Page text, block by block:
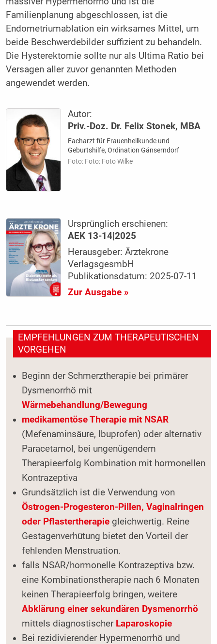
Familienplanung abgeschlossen, ist die
Endometriumablation ein wirksames Mittel, um
beide Beschwerdebilder suffizient zu behandeln.
Die Hysterektomie sollte nur als Ultima Ratio bei
Versagen aller zuvor genannten Methoden
angewendet werden.
Autor:
Priv.-Doz. Dr. Felix Stonek, MBA
Facharzt für Frauenheilkunde und
Geburtshilfe, Ordination Gänserndorf
Foto: Foto: Foto Wilke
Ursprünglich erschienen:
AEK 13-14|2025
Herausgeber: Ärztekrone
VerlagsgesmbH
Publikationsdatum: 2025-07-11
Zur Ausgabe »
EMPFEHLUNGEN ZUM THERAPEUTISCHEN
VORGEHEN
Beginn der Schmerztherapie bei primärer
Dysmenorrhö mit
Wärmebehandlung/Bewegung
medikamentöse Therapie mit NSAR
(Mefenaminsäure, Ibuprofen) oder alternativ
Paracetamol, bei ungenügendem
Therapieerfolg Kombination mit hormonellen
Kontrazeptiva
Grundsätzlich ist die Verwendung von
Östrogen-Progesteron-Pillen, Vaginalringen
oder Pflastertherapie gleichwertig. Reine
Gestagenverhütung bietet den Vorteil der
fehlenden Menstruation.
falls NSAR/hormonelle Kontrazeptiva bzw.
eine Kombinationstherapie nach 6 Monaten
keinen Therapieerfolg bringen, weitere
Abklärung einer sekundären Dysmenorrhö
mittels diagnostischer Laparoskopie
Bei rezidivierender Hypermenorrhö und